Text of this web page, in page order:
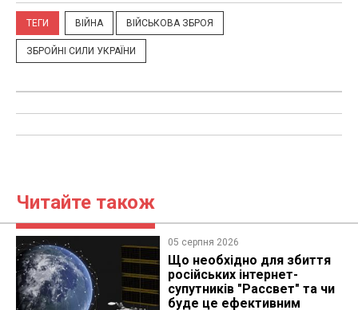
ТЕГИ ВІЙНА ВІЙСЬКОВА ЗБРОЯ
ЗБРОЙНІ СИЛИ УКРАЇНИ
Читайте також
05 серпня 2026
Що необхідно для збиття
російських інтернет-
супутників "Рассвет" та чи
буде це ефективним